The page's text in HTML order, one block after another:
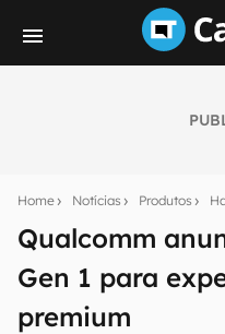
Home Notícias Produtos
Qualcomm
Gen 1 para
premium
notícias e reviews
mão.
E-mail